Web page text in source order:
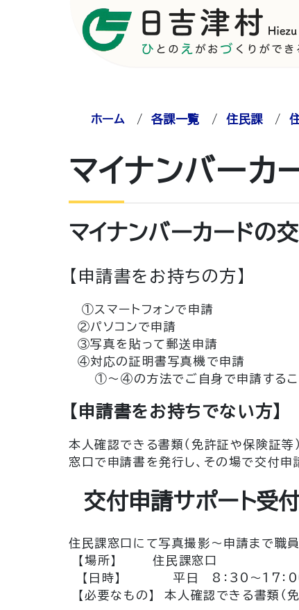
ホーム /各課一覧 /住民課/
マイナンバーカ
マイナンバーカードの
【申請書をお持ちの方】
①スマートフォンで申請
②パソコンで申請
③写真を貼って郵送申請
④対応の証明書写真機で申請
①～④の方法でご自身で申請するこ
【申請書をお持ちでない方】
本人確認できる書類（免許証や保険証等
窓口で申請書を発行し、その場で交付申
交付申請サポート受
住民課窓口にて写真撮影～申請まで職
【場所】 住民課窓口
【日時】 平日 8：30～17：
【必要なもの】 本人確認できる書類（